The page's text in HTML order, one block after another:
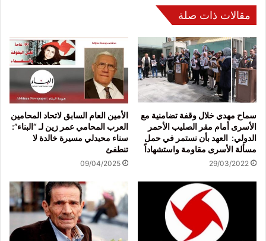
مقالات ذات صلة
سماح مهدي خلال وقفة تضامنية مع
الأسرى أمام مقر الصليب الأحمر
الدولي: العهد بأن نستمر في حمل
مسألة الأسرى مقاومة واستشهاداً
29/03/2022
الأمين العام السابق لاتحاد المحامين
العرب المحامي عمر زين لـ “البناء”:
سناء محيدلي مسيرة خالدة لا
تنطفئ
09/04/2025